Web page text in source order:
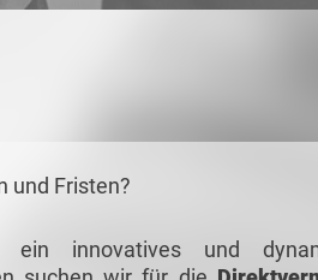
und Fristen?
ein innovatives und